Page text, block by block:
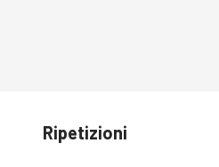
Ripetizioni